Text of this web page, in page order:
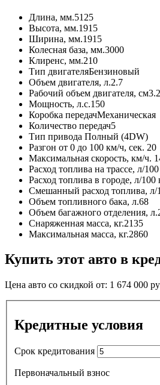
Длина, мм.5125
Высота, мм.1915
Ширина, мм.1915
Колесная база, мм.3000
Клиренс, мм.210
Тип двигателяБензиновый
Объем двигателя, л.2.7
Рабочий объем двигателя, см3.
Мощность, л.с.150
Коробка передачМеханическая
Количество передач5
Тип привода Полный (4DW)
Разгон от 0 до 100 км/ч, сек. 20
Максимальная скорость, км/ч.
Расход топлива на трассе, л/
Расход топлива в городе, л/100
Смешанный расход топлива, л/
Объем топливного бака, л.68
Объем багажного отделения, л.
Снаряженная масса, кг.2135
Максимальная масса, кг.2860
Купить этот авто в
Цена авто со скидкой от: 1 674 000
Кредитные условия
Срок кредитования
Первоначальный взнос